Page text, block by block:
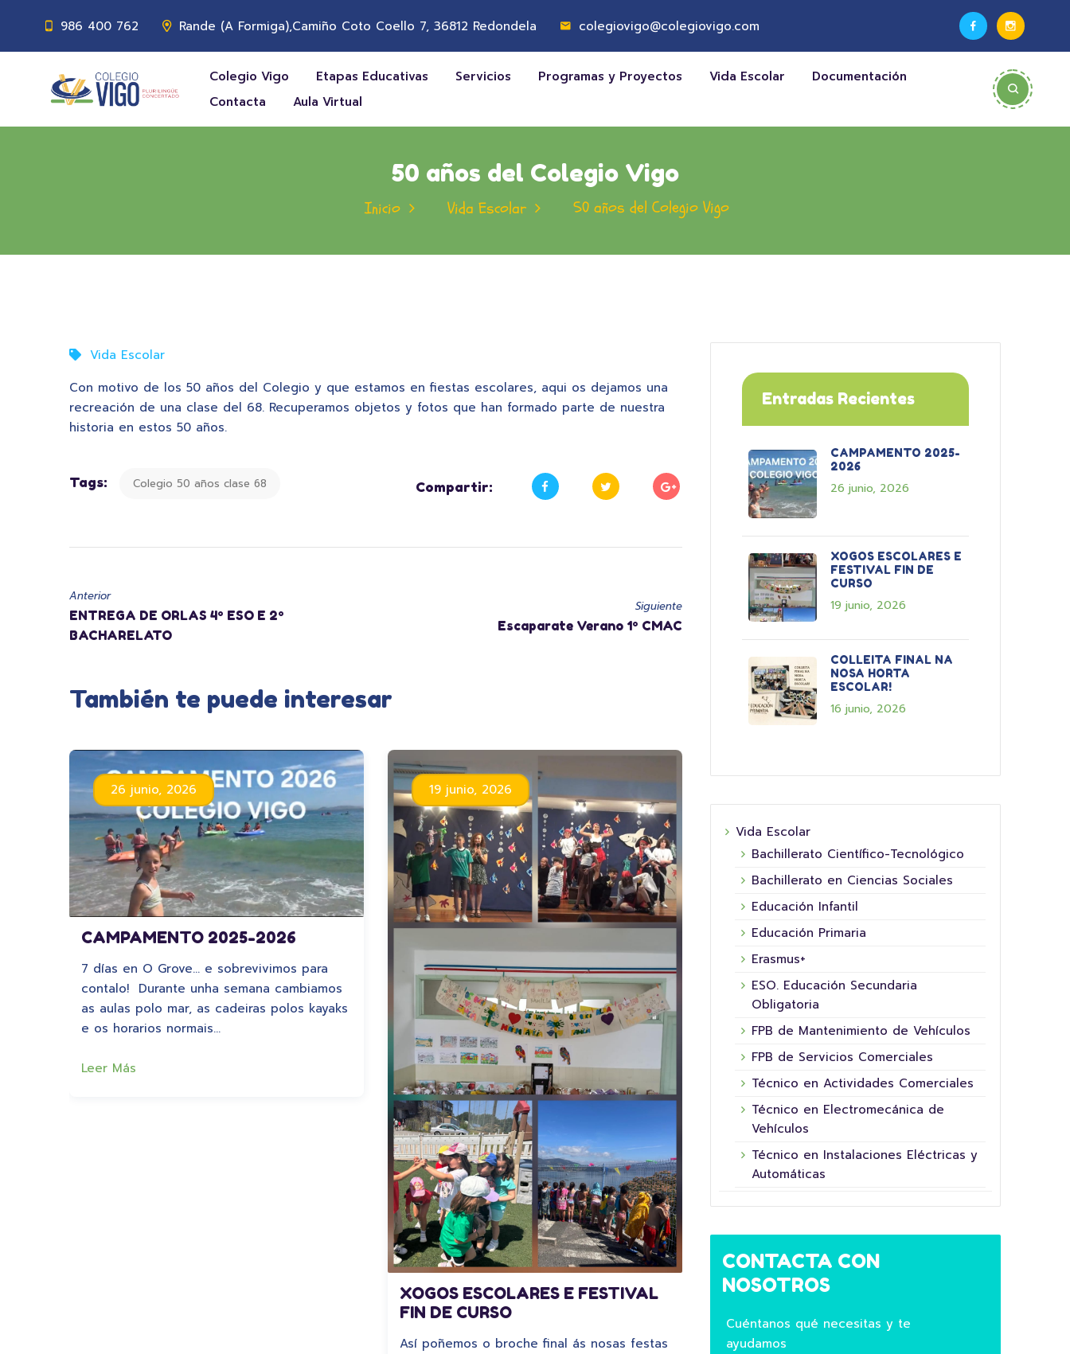
986 400 762 Rande (A Formiga),Camiño Coto Coello 7, 36812 Redondela colegiovigo@colegiovigo.com
Colegio Vigo Etapas Educativas Servicios Programas y Proyectos Vida Escolar
Documentación
Contacta
Aula Virtual
50 años del Colegio Vigo
Inicio Vida Escolar 50 años del Colegio Vigo
Vida Escolar
Con motivo de los 50 años del Colegio y que estamos en fiestas escolares, aqui os dejamos una
recreación de una clase del 68. Recuperamos objetos y fotos que han formado parte de nuestra
historia en estos 50 años.
Tags: Colegio 50 años clase 68 Compartir:
Anterior
ENTREGA DE ORLAS 4º ESO E 2º
BACHARELATO
Siguiente
Escaparate Verano 1º CMAC
También te puede interesar
26 junio, 2026
CAMPAMENTO 2025-2026
7 días en O Grove… e sobrevivimos para
contalo! Durante unha semana cambiamos
as aulas polo mar, as cadeiras polos kayaks
e os horarios normais…
Leer Más
19 junio, 2026
XOGOS ESCOLARES E FESTIVAL
FIN DE CURSO
Así poñemos o broche final ás nosas festas
5º XORNADA DE
SUPERHEROÍNAS E
SUPERHEROES FUNDACIÓN LA
do futuro participando na 5ª Xornada das
Superheroínas e Superheroes da Fundación
La Nineta dels Ulls. Co noso mural “A…
Leer Más
Entradas Recientes
CAMPAMENTO 2025-
2026
26 junio, 2026
XOGOS ESCOLARES E
FESTIVAL FIN DE
CURSO
19 junio, 2026
COLLEITA FINAL NA
NOSA HORTA
ESCOLAR!
16 junio, 2026
Vida Escolar
Bachillerato Científico-Tecnológico
Bachillerato en Ciencias Sociales
Educación Infantil
Educación Primaria
Erasmus+
ESO. Educación Secundaria
Obligatoria
FPB de Mantenimiento de Vehículos
FPB de Servicios Comerciales
Técnico en Actividades Comerciales
Técnico en Electromecánica de
Vehículos
Técnico en Instalaciones Eléctricas y
Automáticas
CONTACTA CON
NOSOTROS
Cuéntanos qué necesitas y te
ayudamos